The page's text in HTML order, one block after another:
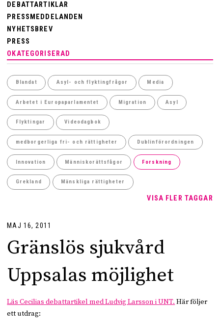
DEBATTARTIKLAR
PRESSMEDDELANDEN
NYHETSBREV
PRESS
OKATEGORISERAD
Blandat Asyl- och flyktingfrågor Media
Arbetet i Europaparlamentet Migration Asyl
Flyktingar Videodagbok
medborgerliga fri- och rättigheter Dublinförordningen
Innovation Människorättsfågor Forskning
Grekland Mänskliga rättigheter
VISA FLER TAGGAR
MAJ 16, 2011
Gränslös sjukvård
Uppsalas möjlighet
Läs Cecilias debattartikel med Ludvig Larsson i UNT. Här följer
ett utdrag: